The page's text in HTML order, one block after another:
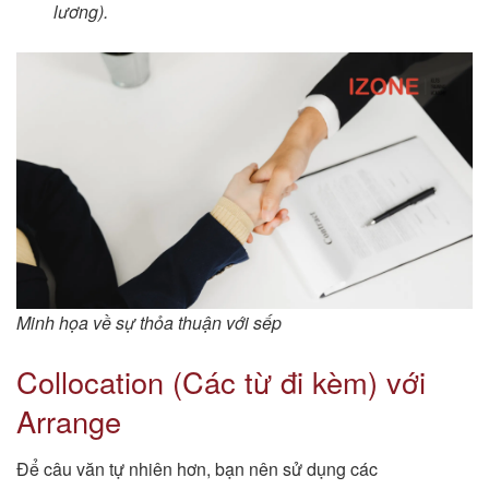
lương).
Minh họa về sự thỏa thuận với sếp
Collocation (Các từ đi kèm) với
Arrange
Để câu văn tự nhiên hơn, bạn nên sử dụng các